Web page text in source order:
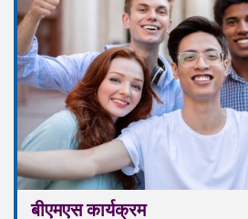
बीएमएस कार्यक्रम